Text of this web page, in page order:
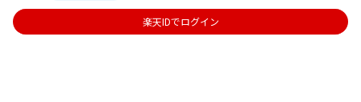
楽天IDでログイン